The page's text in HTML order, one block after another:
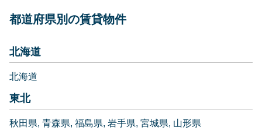
都道府県別の賃貸物件
北海道
北海道
東北
秋田県 青森県 福島県 岩手県 宮城県 山形県